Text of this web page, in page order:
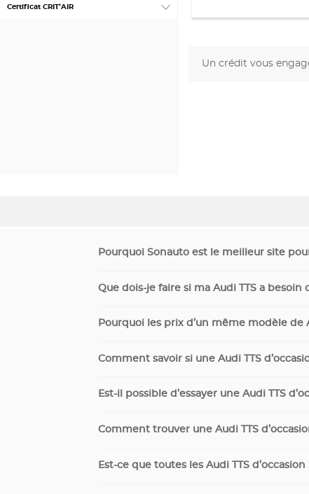
Certificat CRIT’AIR
Un crédit vous
Pourquoi Sonauto est le meilleur site
Que dois-je faire si ma Audi TTS a
Pourquoi les prix d’un même modèle de
Comment savoir si une Audi TTS
Est-il possible d’essayer une Audi TTS
Comment trouver une Audi TTS
Est-ce que toutes les Audi TTS